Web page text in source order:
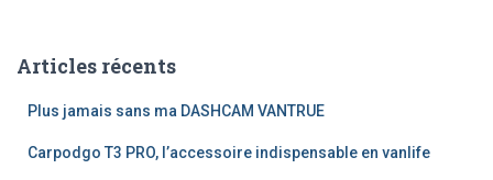
rArticles récents
Plus jamais sans ma DASHCAM VANTRUE
Carpodgo T3 PRO, l’accessoire indispensable en vanlife